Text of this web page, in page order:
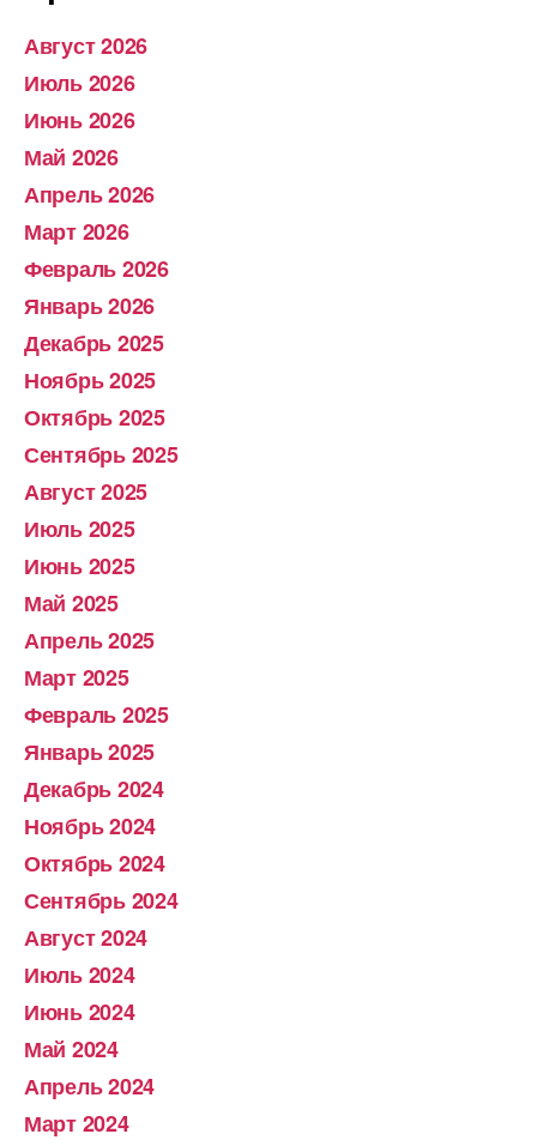
Август 2026
Июль 2026
Июнь 2026
Май 2026
Апрель 2026
Март 2026
Февраль 2026
Январь 2026
Декабрь 2025
Ноябрь 2025
Октябрь 2025
Сентябрь 2025
Август 2025
Июль 2025
Июнь 2025
Май 2025
Апрель 2025
Март 2025
Февраль 2025
Январь 2025
Декабрь 2024
Ноябрь 2024
Октябрь 2024
Сентябрь 2024
Август 2024
Июль 2024
Июнь 2024
Май 2024
Апрель 2024
Март 2024